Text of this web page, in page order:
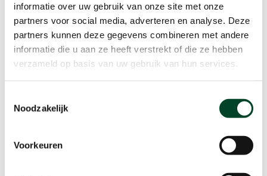
informatie over uw gebruik van onze site met onze
partners voor social media, adverteren en analyse. Deze
partners kunnen deze gegevens combineren met andere
informatie die u aan ze heeft verstrekt of die ze hebben
verzameld op basis van uw gebruik van hun services.
Noodzakelijk
Voorkeuren
Nieuwsberichten
Nieuws
Verhalen
Beeldbanken
Foto's bestaanszekerheid
Agenda